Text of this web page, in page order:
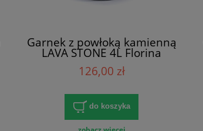
Garnek z powłoką kamienną
LAVA STONE 4L Florina
126,00 zł
do koszyka